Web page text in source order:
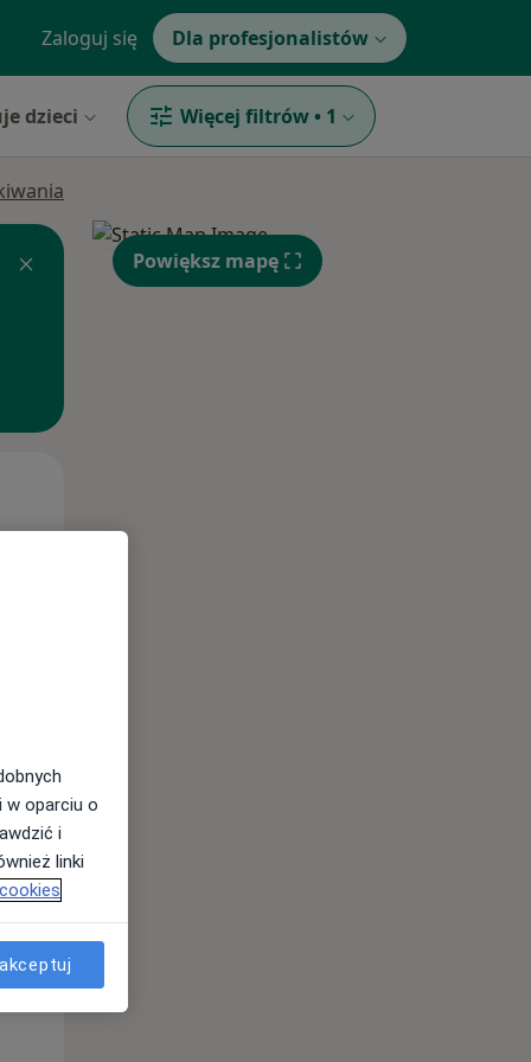
Zaloguj się Dla profesjonalistów
dzieci Więcej filtrów • 1
Śr,
12 Sie
Powiększ mapę
w oparciu o
i
linki